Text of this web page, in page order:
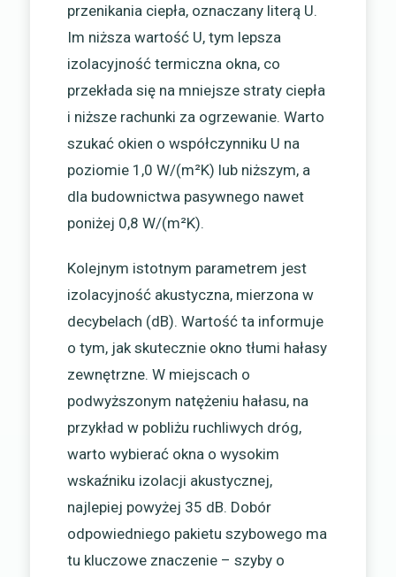
przenikania ciepła, oznaczany literą U.
Im niższa wartość U, tym lepsza
izolacyjność termiczna okna, co
przekłada się na mniejsze straty ciepła
i niższe rachunki za ogrzewanie. Warto
szukać okien o współczynniku U na
poziomie 1,0 W/(m²K) lub niższym, a
dla budownictwa pasywnego nawet
poniżej 0,8 W/(m²K).
Kolejnym istotnym parametrem jest
izolacyjność akustyczna, mierzona w
decybelach (dB). Wartość ta informuje
o tym, jak skutecznie okno tłumi hałasy
zewnętrzne. W miejscach o
podwyższonym natężeniu hałasu, na
przykład w pobliżu ruchliwych dróg,
warto wybierać okna o wysokim
wskaźniku izolacji akustycznej,
najlepiej powyżej 35 dB. Dobór
odpowiedniego pakietu szybowego ma
tu kluczowe znaczenie – szyby o